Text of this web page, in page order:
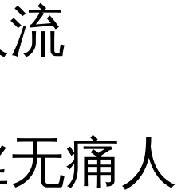
无痛人